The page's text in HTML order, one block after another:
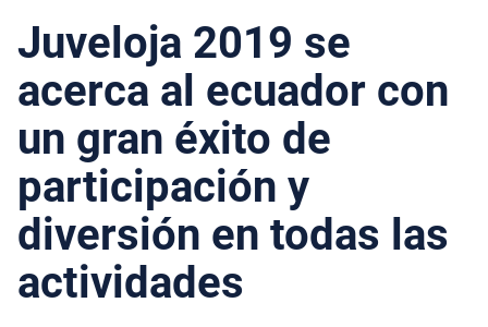
Juveloja 2019 se
acerca al ecuador con
un gran éxito de
participación y
diversión en todas las
actividades